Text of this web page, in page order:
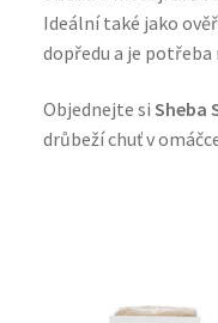
Ideální také jako
dopředu a je
Objednejte si Sheba
drůbeží chuť v